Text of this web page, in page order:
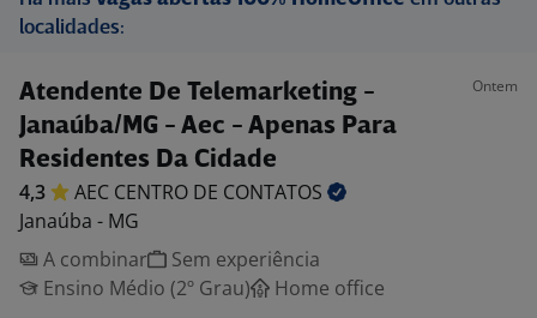
localidades:
Atendente De Telemarketing -
Janaúba/MG - Aec - Apenas Para
Residentes Da Cidade
Ontem
4,3 AEC CENTRO DE CONTATOS
Janaúba - MG
A combinar
Sem experiência
Ensino Médio (2º Grau)
Home office